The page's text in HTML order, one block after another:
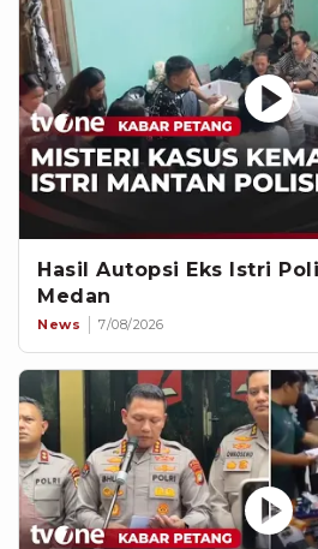
Hasil Autopsi Eks Istri
Medan
News 7/08/2026